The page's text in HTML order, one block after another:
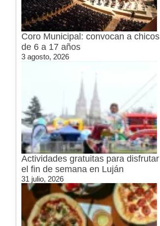
Coro Municipal: convocan a chicos
de 6 a 17 años
3 agosto, 2026
Actividades gratuitas para disfrutar
el fin de semana en Luján
31 julio, 2026